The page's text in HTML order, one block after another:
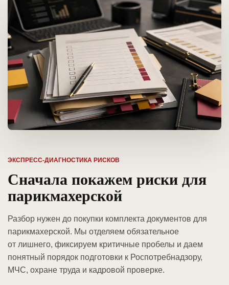
ЭКСПРЕСС-ДИАГНОСТИКА РИСКОВ
Сначала покажем риски для
парикмахерской
Разбор нужен до покупки комплекта документов для
парикмахерской. Мы отделяем обязательное
от лишнего, фиксируем критичные пробелы и даем
понятный порядок подготовки к Роспотребнадзору,
МЧС, охране труда и кадровой проверке.